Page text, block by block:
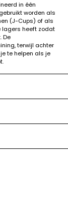
in één
worden als
(J-Cups) of als
lagers heeft zodat
De
terwijl achter
te helpen als je